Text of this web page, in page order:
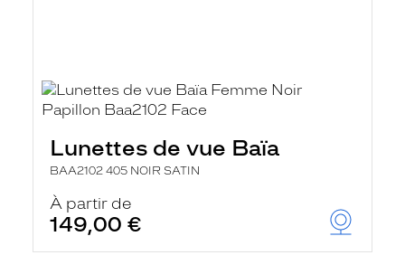
Lunettes de vue Baïa
BAA2102 405 NOIR SATIN
À partir de
149,00 €